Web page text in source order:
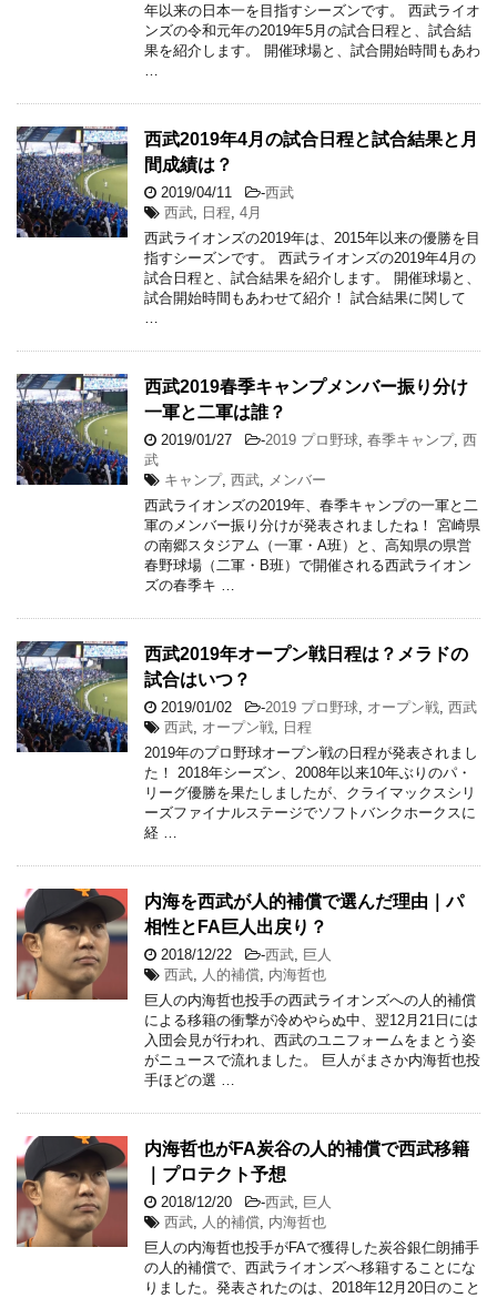
年以来の日本一を目指すシーズンです。 西武ライオ
ンズの令和元年の2019年5月の試合日程と、試合結
果を紹介します。 開催球場と、試合開始時間もあわ
西武2019年4月の試合日程と試合結果と月
間成績は？
2019/04/11 -西武
西武
日程 4月
西武ライオンズの2019年は、2015年以来の優勝を目
指すシーズンです。 西武ライオンズの2019年4月の
試合日程と、試合結果を紹介します。 開催球場と、
試合開始時間もあわせて紹介！ 試合結果に関して
西武2019春季キャンプメンバー振り分け
一軍と二軍は誰？
2019/01/27 -2019 プロ野球 春季キャンプ, 西
武
キャンプ, 西武
メンバー
西武ライオンズの2019年、春季キャンプの一軍と二
軍のメンバー振り分けが発表されましたね！ 宮崎県
の南郷スタジアム（一軍・A班）と、高知県の県営
春野球場（二軍・B班）で開催される西武ライオン
ズの春季キ …
西武2019年オープン戦日程は？メラドの
試合はいつ？
2019/01/02 -2019 プロ野球 オープン戦 西武
西武 オープン戦
日程
2019年のプロ野球オープン戦の日程が発表されまし
た！ 2018年シーズン、2008年以来10年ぶりのパ・
リーグ優勝を果たしましたが、クライマックスシリ
ーズファイナルステージでソフトバンクホークスに
経 …
内海を西武が人的補償で選んだ理由｜パ
相性とFA巨人出戻り？
2018/12/22 -西武 巨人
西武
人的補償 内海哲也
巨人の内海哲也投手の西武ライオンズへの人的補償
による移籍の衝撃が冷めやらぬ中、翌12月21日には
入団会見が行われ、西武のユニフォームをまとう姿
がニュースで流れました。 巨人がまさか内海哲也投
手ほどの選 …
内海哲也がFA炭谷の人的補償で西武移籍
｜プロテクト予想
2018/12/20 -西武 巨人
西武
人的補償 内海哲也
巨人の内海哲也投手がFAで獲得した炭谷銀仁朗捕手
の人的補償で、西武ライオンズへ移籍することにな
りました。発表されたのは、2018年12月20日のこと